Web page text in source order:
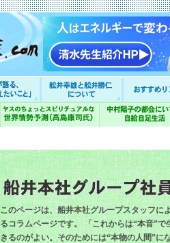
このページは、船井本社グループスタッフに
るコラムページです。 「これからは“本音”で
きるのがよい。そのためには“本物の人間”に